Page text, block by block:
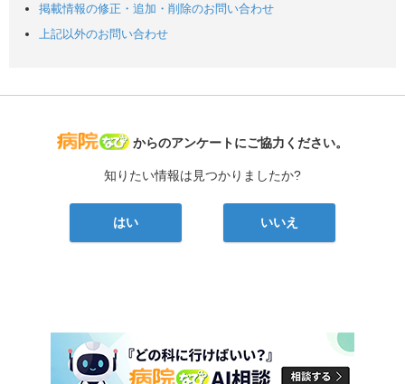
掲載情報の修正・追加・削除のお問い合わせ
上記以外のお問い合わせ
病院なび
からのアンケートにご協力ください。
知りたい情報は見つかりましたか?
はい いいえ